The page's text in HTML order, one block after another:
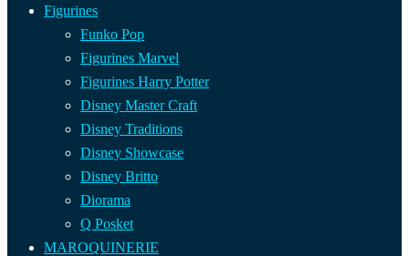
Figurines
Funko Pop
Figurines Marvel
Figurines Harry Potter
Disney Master Craft
Disney Traditions
Disney Showcase
Disney Britto
Diorama
Q Posket
MAROQUINERIE